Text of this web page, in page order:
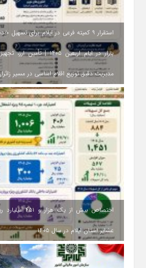
استقرار ۹ کمیته فرعی در ایلام برای
بازار در ایام اربعین ۱۴۰۵ |
مدیریت دقیق توزیع اقلام اساسی در مسیر
اختصاص بیش از یک
عشایر استان ایلام در سال ۱۴۰۵